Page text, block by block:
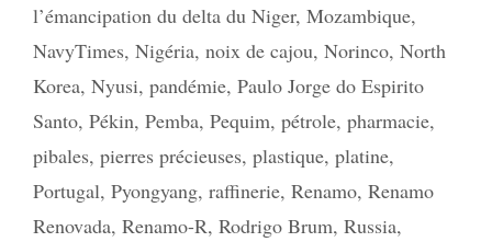
l’émancipation du delta du Niger, Mozambique,
NavyTimes, Nigéria, noix de cajou, Norinco, North
Korea, Nyusi, pandémie, Paulo Jorge do Espirito
Santo, Pékin, Pemba, Pequim, pétrole, pharmacie,
pibales, pierres précieuses, plastique, platine,
Portugal, Pyongyang, raffinerie, Renamo, Renamo
Renovada, Renamo-R, Rodrigo Brum, Russia,